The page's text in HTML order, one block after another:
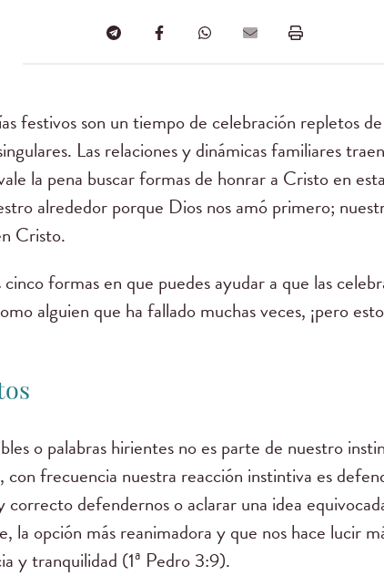
festivos son un tiempo de celebración repletos
Las relaciones y dinámicas familiares
la pena buscar formas de honrar a Cristo en
alrededor porque Dios nos amó primero;
Cristo.
formas en que puedes ayudar a que las
alguien que ha fallado muchas veces, ¡pero
o palabras hirientes no es parte de nuestro
con frecuencia nuestra reacción instintiva es
correcto defendernos o aclarar una idea
la opción más reanimadora y que nos hace lucir
y tranquilidad (1ª Pedro 3:9).